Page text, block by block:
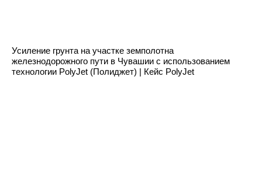
Усиление грунта на участке земполотна
железнодорожного пути в Чувашии с использованием
технологии PolyJet (Полиджет) | Кейс PolyJet